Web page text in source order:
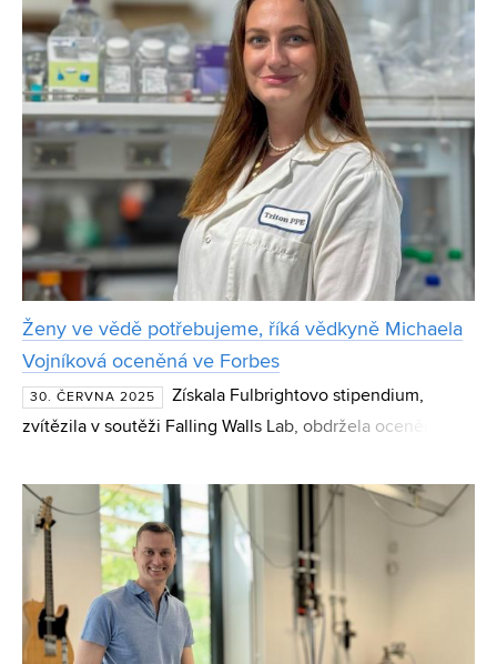
Ženy ve vědě potřebujeme, říká vědkyně Michaela
Vojníková oceněná ve Forbes
30. ČERVNA 2025
Získala Fulbrightovo stipendium,
zvítězila v soutěži Falling Walls Lab, obdržela ocenění
slovenském Forbes. Michaela Vojníková se řadí mezi úspě